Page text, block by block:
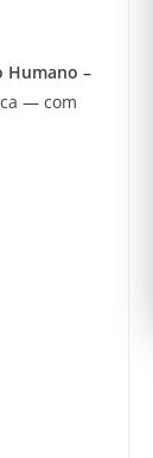
Humano –
— com